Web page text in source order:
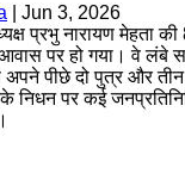
Jun 3, 2026
प्रभु नारायण मेहता की
पर हो गया। वे लंबे
पीछे दो पुत्र और तीन
निधन पर कई